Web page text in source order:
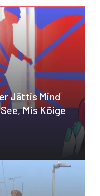
Jättis Mind
Mis Kõige